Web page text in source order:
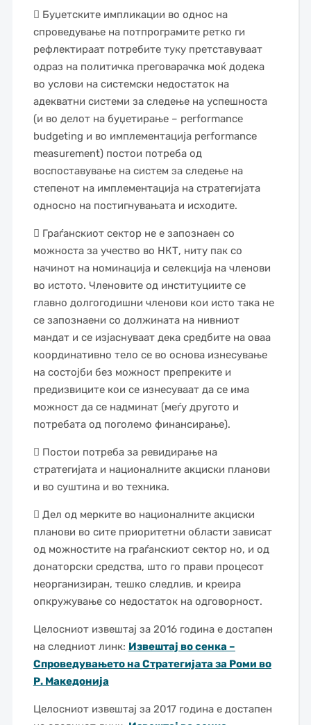
 Буџетските импликации во однос на
спроведување на потпрограмите ретко ги
рефлектираат потребите туку претставуваат
одраз на политичка преговарачка моќ додека
во услови на системски недостаток на
адекватни системи за следење на успешноста
(и во делот на буџетирање – performance
budgeting и во имплементација performance
measurement) постои потреба од
воспоставување на систем за следење на
степенот на имплементација на стратегијата
односно на постигнувањата и исходите.
 Граѓанскиот сектор не е запознаен со
можноста за учество во НКТ, ниту пак со
начинот на номинација и селекција на членови
во истото. Членовите од институциите се
главно долгогодишни членови кои исто така не
се запознаени со должината на нивниот
мандат и се изјаснуваат дека средбите на оваа
координативно тело се во основа изнесување
на состојби без можност препреките и
предизвиците кои се изнесуваат да се има
можност да се надминат (меѓу другото и
потребата од поголемо финансирање).
 Постои потреба за ревидирање на
стратегијата и националните акциски планови
и во суштина и во техника.
 Дел од мерките во националните акциски
планови во сите приоритетни области зависат
од можностите на граѓанскиот сектор но, и од
донаторски средства, што го прави процесот
неорганизиран, тешко следлив, и креира
опкружување со недостаток на одговорност.
Целосниот извештај за 2016 година е достапен
на следниот линк: Извештај во сенка –
Спроведувањето на Стратегијата за Роми во
Р. Македонија
Целосниот извештај за 2017 година е достапен